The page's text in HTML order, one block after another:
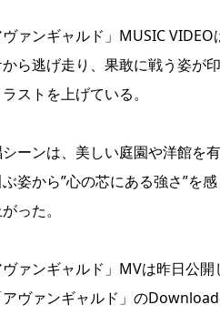
ヴァンギャルド」MUSIC
から逃げ走り、果敢に戦う姿が
ストを上げている。
ーンは、美しい庭園や洋館を
姿から”心の芯にある強さ”を
った。
ヴァンギャルド」MVは昨日公
アヴァンギャルド」の